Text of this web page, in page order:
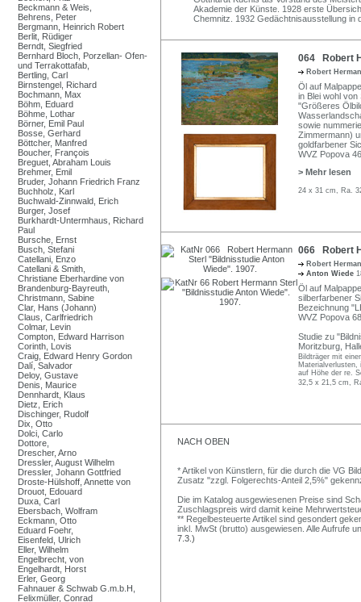
Beckmann & Weis,
Behrens, Peter
Bergmann, Heinrich Robert
Berlit, Rüdiger
Berndt, Siegfried
Bernhard Bloch, Porzellan- Ofen-
und Terrakottafab,
Bertling, Carl
Birnstengel, Richard
Bochmann, Max
Böhm, Eduard
Böhme, Lothar
Börner, Emil Paul
Bosse, Gerhard
Böttcher, Manfred
Boucher, François
Breguet, Abraham Louis
Brehmer, Emil
Bruder, Johann Friedrich Franz
Buchholz, Karl
Buchwald-Zinnwald, Erich
Burger, Josef
Burkhardt-Untermhaus, Richard
Paul
Bursche, Ernst
Busch, Stefani
Catellani, Enzo
Catellani & Smith,
Christiane Eberhardine von
Brandenburg-Bayreuth,
Christmann, Sabine
Clar, Hans (Johann)
Claus, Carlfriedrich
Colmar, Levin
Compton, Edward Harrison
Corinth, Lovis
Craig, Edward Henry Gordon
Dalí, Salvador
Deloy, Gustave
Denis, Maurice
Dennhardt, Klaus
Dietz, Erich
Dischinger, Rudolf
Dix, Otto
Dolci, Carlo
Dottore,
Drescher, Arno
Dressler, August Wilhelm
Dressler, Johann Gottfried
Droste-Hülshoff, Annette von
Drouot, Edouard
Duxa, Carl
Ebersbach, Wolfram
Eckmann, Otto
Eduard Foehr,
Eisenfeld, Ulrich
Eller, Wilhelm
Engelbrecht, von
Engelhardt, Horst
Erler, Georg
Fahnauer & Schwab G.m.b.H,
Felixmüller, Conrad
Akademie der Künste. 1928 erste
Chemnitz. 1932 Gedächtnisausstellung in
064 Robert
Robert
Öl auf
in Blei wohl
"Größeres
sowie
Zimmermann)
goldfarbener
WVZ Popova
> Mehr lesen
24 x 31 cm, Ra.
066 Robert
Robert
Anton Wiede
Öl auf
silberfarbener
Bezeichnung
WVZ Popova
Studie zu
Moritzburg,
Bildträger mit
auf Höhe der re.
32,5 x 21,5 cm,
NACH OBEN
* Artikel von Künstlern, für die durch die VG
Zusatz "zzgl. Folgerechts-Anteil 2,5%"
Die im Katalog ausgewiesenen Preise sind
Zuschlagspreis wird damit keine
** Regelbesteuerte Artikel sind gesondert
inkl. MwSt (brutto) ausgewiesen. Alle Aufrufe
7.3.)